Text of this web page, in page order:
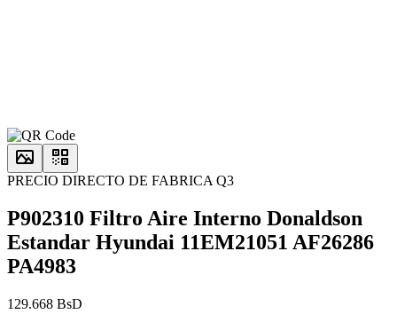
PRECIO DIRECTO DE FABRICA Q3
P902310 Filtro Aire Interno Donaldson
Estandar Hyundai 11EM21051 AF26286
PA4983
129.668 BsD